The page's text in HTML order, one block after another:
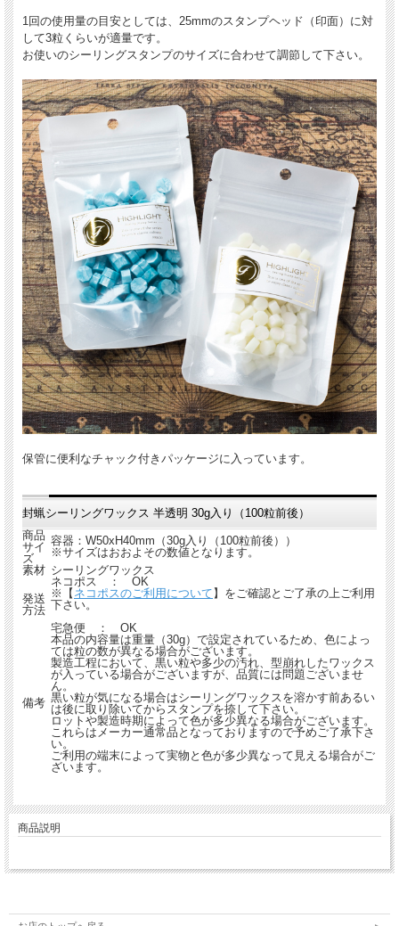
1回の使用量の目安としては、25mmのスタンプヘッド（印面）に対
して3粒くらいが適量です。
お使いのシーリングスタンプのサイズに合わせて調節して下さい。
保管に便利なチャック付きパッケージに入っています。
封蝋シーリングワックス 半透明 30g入り（100粒前後）
商品
サイ
ズ
容器：W50xH40mm（30g入り（100粒前後））
※サイズはおおよその数値となります。
素材 シーリングワックス
発送
方法
ネコポス ： OK
※【 ネコポスのご利用について 】をご確認とご了承の上ご利用
下さい。
宅急便 ： OK
備考
本品の内容量は重量（30g）で設定されているため、色によっ
ては粒の数が異なる場合がございます。
製造工程において、黒い粒や多少の汚れ、型崩れしたワックス
が入っている場合がございますが、品質には問題ございませ
ん。
黒い粒が気になる場合はシーリングワックスを溶かす前あるい
は後に取り除いてからスタンプを捺して下さい。
ロットや製造時期によって色が多少異なる場合がございます。
これらはメーカー通常品となっておりますので予めご了承下さ
い。
ご利用の端末によって実物と色が多少異なって見える場合がご
ざいます。
商品説明